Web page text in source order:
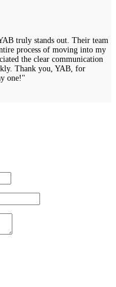
truly stands out. Their team
process of moving into my
the clear communication
Thank you, YAB, for
one!"